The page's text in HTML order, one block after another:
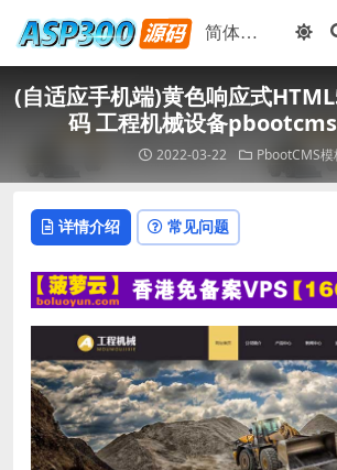
(自适应手机端)黄色响应式
码 工程机械设备
2022-03-22 PbootCMS模
详情介绍 常见问题